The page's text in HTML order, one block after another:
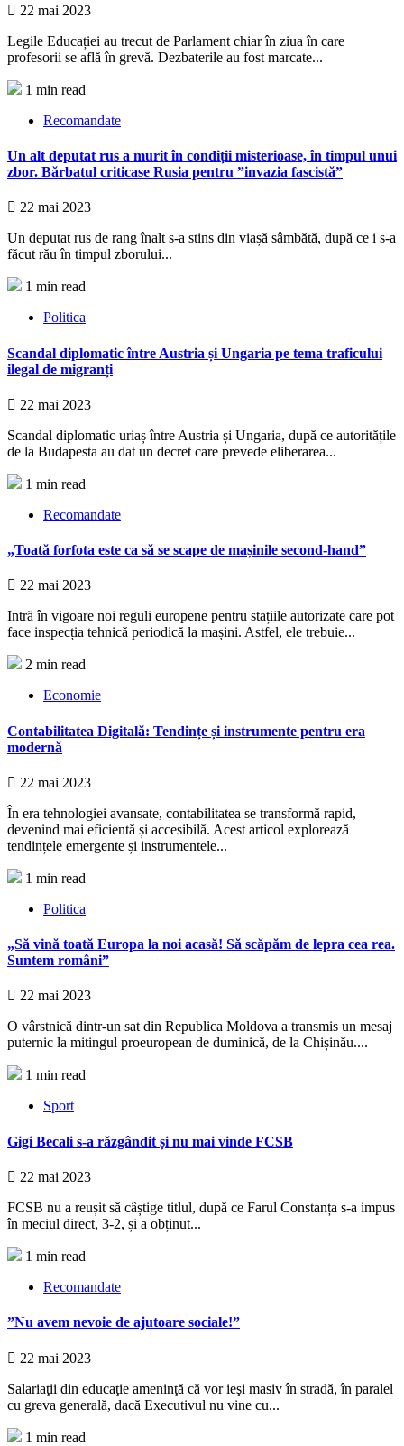
22 mai 2023
Legile Educației au trecut de Parlament chiar în ziua în care
profesorii se află în grevă. Dezbaterile au fost marcate...
1 min read
Recomandate
Un alt deputat rus a murit în condiții misterioase, în timpul unui
zbor. Bărbatul criticase Rusia pentru ”invazia fascistă”
22 mai 2023
Un deputat rus de rang înalt s-a stins din viașă sâmbătă, după ce i s-a
făcut rău în timpul zborului...
1 min read
Politica
Scandal diplomatic între Austria și Ungaria pe tema traficului
ilegal de migranți
22 mai 2023
Scandal diplomatic uriaș între Austria și Ungaria, după ce autoritățile
de la Budapesta au dat un decret care prevede eliberarea...
1 min read
Recomandate
„Toată forfota este ca să se scape de mașinile second-hand”
22 mai 2023
Intră în vigoare noi reguli europene pentru stațiile autorizate care pot
face inspecția tehnică periodică la mașini. Astfel, ele trebuie...
2 min read
Economie
Contabilitatea Digitală: Tendințe și instrumente pentru era
modernă
22 mai 2023
În era tehnologiei avansate, contabilitatea se transformă rapid,
devenind mai eficientă și accesibilă. Acest articol explorează
tendințele emergente și instrumentele...
1 min read
Politica
„Să vină toată Europa la noi acasă! Să scăpăm de lepra cea rea.
Suntem români”
22 mai 2023
O vârstnică dintr-un sat din Republica Moldova a transmis un mesaj
puternic la mitingul proeuropean de duminică, de la Chișinău....
1 min read
Sport
Gigi Becali s-a răzgândit și nu mai vinde FCSB
22 mai 2023
FCSB nu a reușit să câștige titlul, după ce Farul Constanța s-a impus
în meciul direct, 3-2, și a obținut...
1 min read
Recomandate
”Nu avem nevoie de ajutoare sociale!”
22 mai 2023
Salariaţii din educaţie ameninţă că vor ieşi masiv în stradă, în paralel
cu greva generală, dacă Executivul nu vine cu...
1 min read